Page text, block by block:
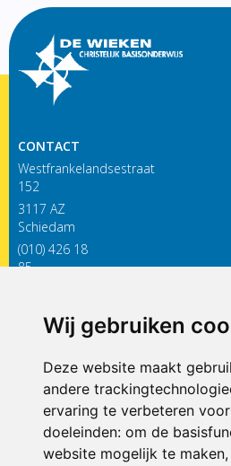
Wij gebruiken
Deze website maakt
andere
ervaring te verbeteren
doeleinden: om de
website mogelijk te maken,
CONTACT
Westfrankelandsestraat
152
3117 AZ
Schiedam
(010) 426 18
85
ONDERDEEL